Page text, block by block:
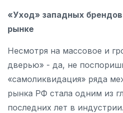
«Уход» западных брендов
рынке
Несмотря на массовое и
дверью» - да, не
«самоликвидация» ряда
рынка РФ стала одним из
последних лет в индустрии.